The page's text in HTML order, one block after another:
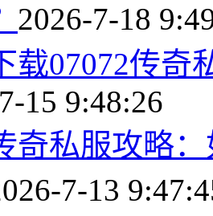
2026-7-18
载07072传奇
15 9:48:26
奇私服攻略
7-13